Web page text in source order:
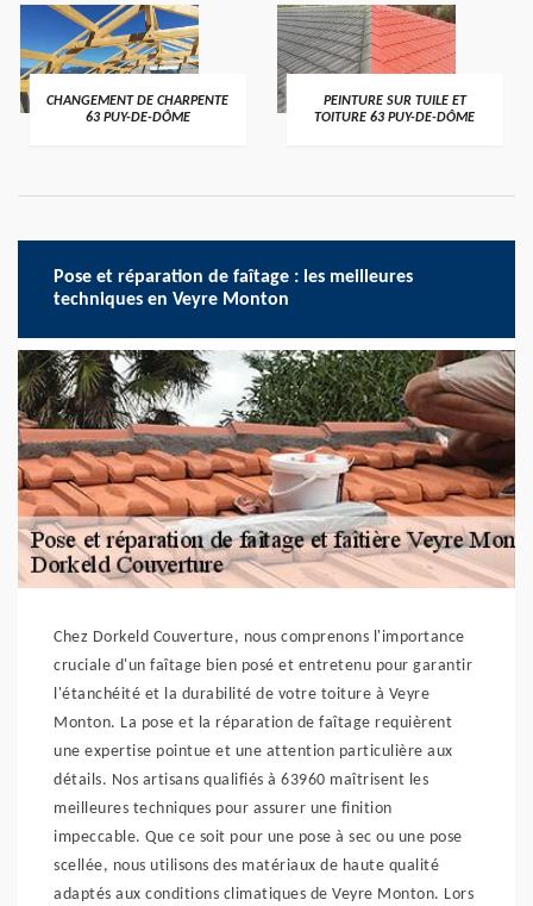
CHANGEMENT DE CHARPENTE
63 PUY-DE-DÔME
PEINTURE SUR TUILE ET
TOITURE 63 PUY-DE-DÔME
Pose et réparation de faîtage : les meilleures
techniques en Veyre Monton
Chez Dorkeld Couverture, nous comprenons l'importance
cruciale d'un faîtage bien posé et entretenu pour garantir
l'étanchéité et la durabilité de votre toiture à Veyre
Monton. La pose et la réparation de faîtage requièrent
une expertise pointue et une attention particulière aux
détails. Nos artisans qualifiés à 63960 maîtrisent les
meilleures techniques pour assurer une finition
impeccable. Que ce soit pour une pose à sec ou une pose
scellée, nous utilisons des matériaux de haute qualité
adaptés aux conditions climatiques de Veyre Monton. Lors